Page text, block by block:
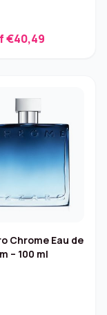
€40,49
Chrome Eau de
– 100 ml